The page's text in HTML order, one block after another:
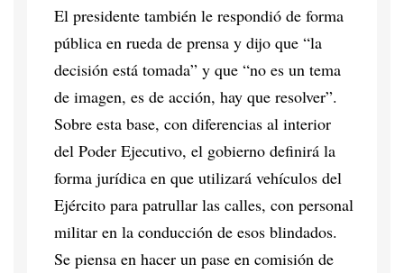
El presidente también le respondió de forma
pública en rueda de prensa y dijo que “la
decisión está tomada” y que “no es un tema
de imagen, es de acción, hay que resolver”.
Sobre esta base, con diferencias al interior
del Poder Ejecutivo, el gobierno definirá la
forma jurídica en que utilizará vehículos del
Ejército para patrullar las calles, con personal
militar en la conducción de esos blindados.
Se piensa en hacer un pase en comisión de